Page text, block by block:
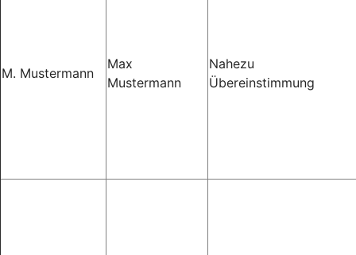
M. Mustermann
Max
Mustermann
Nahezu
Übereinstimmung